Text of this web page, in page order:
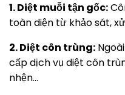
1. Diệt muỗi tận gốc:
toàn diện từ khảo sát,
2. Diệt côn trùng:
cấp dịch vụ diệt côn
nhện…